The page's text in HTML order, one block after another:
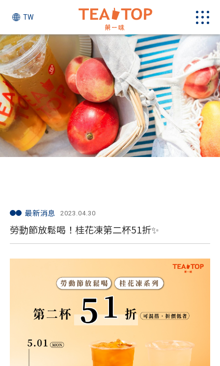
最新消息 2023.04.30
勞動節放鬆喝！桂花凍第二杯51折✨
TW